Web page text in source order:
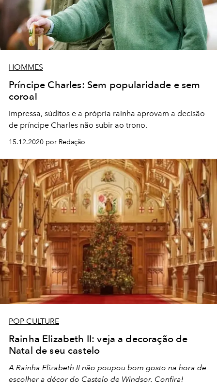
HOMMES
Príncipe Charles: Sem popularidade e sem
coroa!
Impressa, súditos e a própria rainha aprovam a decisão
de príncipe Charles não subir ao trono.
15.12.2020 por Redação
POP CULTURE
Rainha Elizabeth II: veja a decoração de
Natal de seu castelo
A Rainha Elizabeth II não poupou bom gosto na hora de
escolher a décor do Castelo de Windsor. Confira!